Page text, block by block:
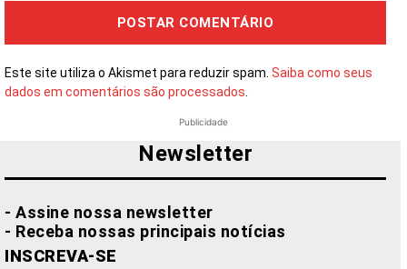
Este site utiliza o Akismet para reduzir spam. Saiba como seus
dados em comentários são processados.
Publicidade
Newsletter
- Assine nossa newsletter
- Receba nossas principais notícias
INSCREVA-SE